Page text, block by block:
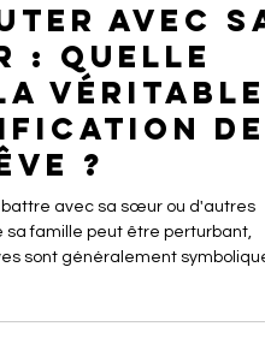
de se
avec sa
: quelle
véritable
de
?
battre avec sa sœur ou d'autres
sa famille peut être perturbant,